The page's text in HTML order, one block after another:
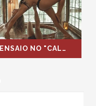
ENSAIO NO "CALOR" DA SERRA